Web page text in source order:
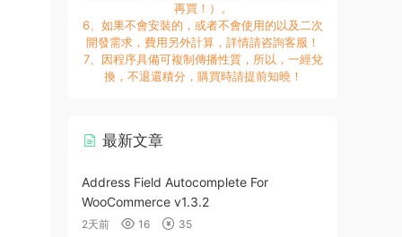
再買！）。
6、如果不會安裝的，或者不會使用的以及二次
開發需求，費用另外計算，詳情請咨詢客服！
7、因程序具備可複制傳播性質，所以，一經兌
換，不退還積分，購買時請提前知曉！
最新文章
Address Field Autocomplete For
WooCommerce v1.3.2
2天前 16 35